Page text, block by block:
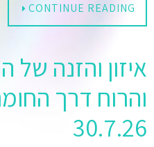
CONTINUE READING
איזון והזנה
והרוח דרך
30.7.26